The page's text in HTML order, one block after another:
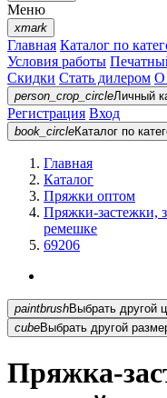
Меню
xmark
Главная Каталог по
Условия работы
Скидки Стать дилером О
person_crop_circleЛичный
Регистрация Вход
book_circleКаталог по
Главная
Каталог
Пряжки оптом
Пряжки-застежки,
ремешке
69206
paintbrush
cubeВыбрать другой
Пряжка-